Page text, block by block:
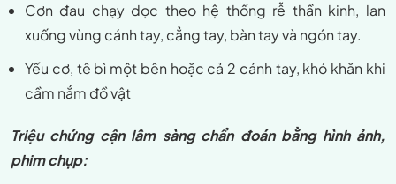
Cơn đau chạy dọc theo hệ thống rễ thần kinh, lan
xuống vùng cánh tay, cẳng tay, bàn tay và ngón tay.
Yếu cơ, tê bì một bên hoặc cả 2 cánh tay, khó khăn khi
cầm nắm đồ vật
Triệu chứng cận lâm sàng chẩn đoán bằng hình ảnh,
phim chụp: